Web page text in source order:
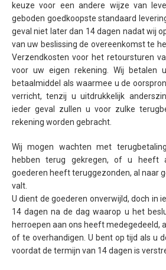
keuze voor een andere wijze van
geboden goedkoopste standaard
geval niet later dan 14 dagen nadat wij
van uw beslissing de overeenkomst te
Verzendkosten voor het retoursturen
voor uw eigen rekening. Wij betalen
betaalmiddel als waarmee u de
verricht, tenzij u uitdrukkelijk
ieder geval zullen u voor zulke
rekening worden gebracht.
Wij mogen wachten met
hebben terug gekregen, of u heeft
goederen heeft teruggezonden, al naar
valt.
U dient de goederen onverwijld, doch in
14 dagen na de dag waarop u het
herroepen aan ons heeft medegedeeld,
of te overhandigen. U bent op tijd als u
voordat de termijn van 14 dagen is